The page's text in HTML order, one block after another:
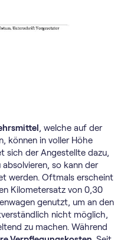
, welche auf der
können in voller Höhe
sich der Angestellte dazu,
so kann der
werden. Oftmals erscheint
Kilometersatz von 0,30
genutzt, um an den
nicht möglich,
zu machen. Während